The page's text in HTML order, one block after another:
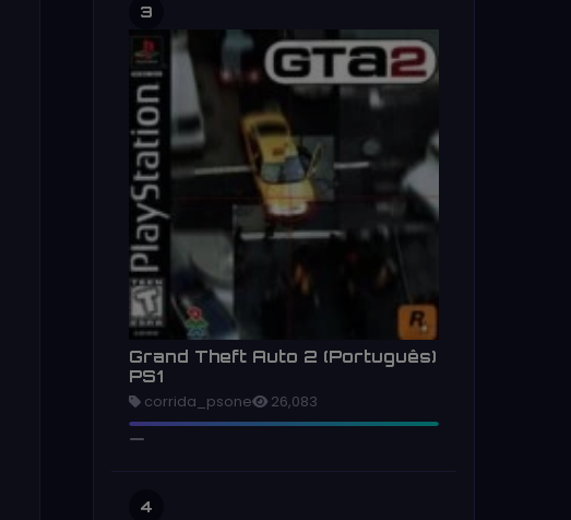
3
Grand Theft Auto 2 (Português)
PS1
corrida_psone 26,083
4